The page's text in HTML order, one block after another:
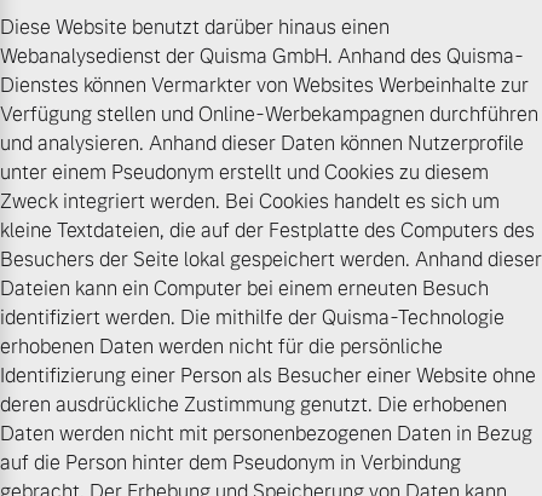
Diese Website benutzt darüber hinaus einen
Webanalysedienst der Quisma GmbH. Anhand des Quisma-
Dienstes können Vermarkter von Websites Werbeinhalte zur
Verfügung stellen und Online-Werbekampagnen durchführen
und analysieren. Anhand dieser Daten können Nutzerprofile
unter einem Pseudonym erstellt und Cookies zu diesem
Zweck integriert werden. Bei Cookies handelt es sich um
kleine Textdateien, die auf der Festplatte des Computers des
Besuchers der Seite lokal gespeichert werden. Anhand dieser
Dateien kann ein Computer bei einem erneuten Besuch
identifiziert werden. Die mithilfe der Quisma-Technologie
erhobenen Daten werden nicht für die persönliche
Identifizierung einer Person als Besucher einer Website ohne
deren ausdrückliche Zustimmung genutzt. Die erhobenen
Daten werden nicht mit personenbezogenen Daten in Bezug
auf die Person hinter dem Pseudonym in Verbindung